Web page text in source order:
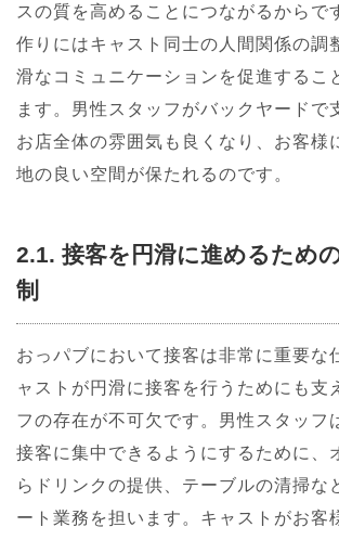
スの質を高めることにつながるからで
作りにはキャスト同士の人間関係の調
滑なコミュニケーションを促進するこ
ます。男性スタッフがバックヤードで
お店全体の雰囲気も良くなり、お客様
地の良い空間が保たれるのです。
2.1. 接客を円滑に進めるため
制
おっパブにおいて接客は非常に重要な
ャストが円滑に接客を行うためにも支
フの存在が不可欠です。男性スタッフ
接客に集中できるようにするために、
らドリンクの提供、テーブルの清掃な
ート業務を担います。キャストがお客